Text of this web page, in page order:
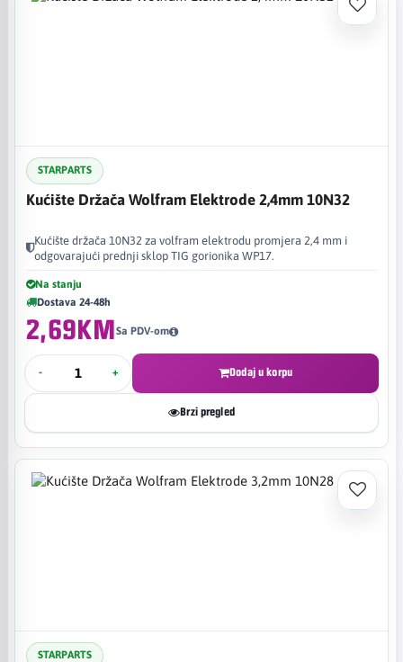
STARPARTS
Kućište Držača Wolfram Elektrode 2,4mm 10N32
Kućište držača 10N32 za volfram elektrodu promjera 2,4 mm i
odgovarajući prednji sklop TIG gorionika WP17.
Na stanju
Dostava 24-48h
2,69KMSa PDV-om
- + Dodaj u korpu
Brzi pregled
STARPARTS